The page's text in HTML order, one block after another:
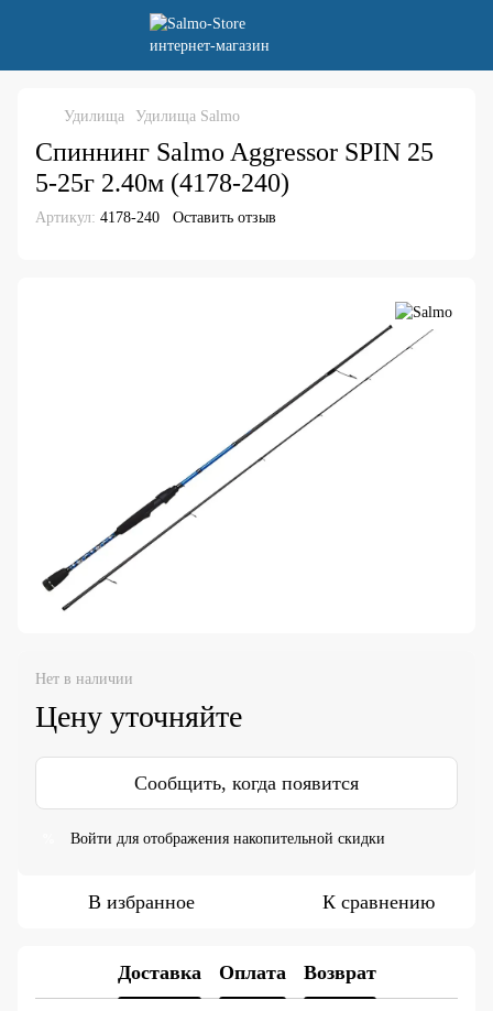
Удилища Удилища Salmo
Спиннинг Salmo Aggressor SPIN 25
5-25г 2.40м (4178-240)
Артикул: 4178-240 Оставить отзыв
Нет в наличии
Цену уточняйте
Сообщить, когда появится
Войти для отображения накопительной скидки
В избранное К сравнению
Доставка Оплата Возврат